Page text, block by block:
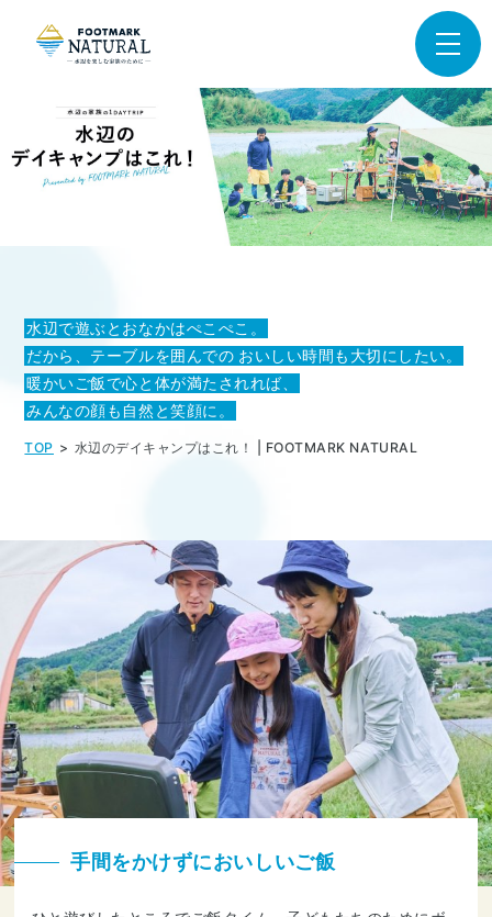
水辺で遊ぶとおなかはぺこぺこ。
だから、テーブルを囲んでの おいしい時間も大切にしたい。
暖かいご飯で心と体が満たされれば、
みんなの顔も自然と笑顔に。
TOP 水辺のデイキャンプはこれ！ | FOOTMARK NATURAL
手間をかけずにおいしいご飯